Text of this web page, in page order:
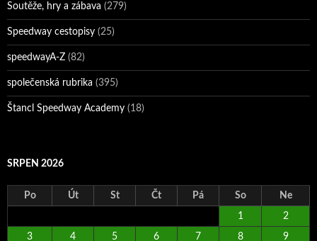
Soutěže, hry a zábava (279)
Speedway cestopisy (25)
speedwayA-Z (82)
společenská rubrika (395)
Štancl Speedway Academy (18)
SRPEN 2026
Po Út St Čt Pá So Ne
1 2
3 4 5 6 7 8 9